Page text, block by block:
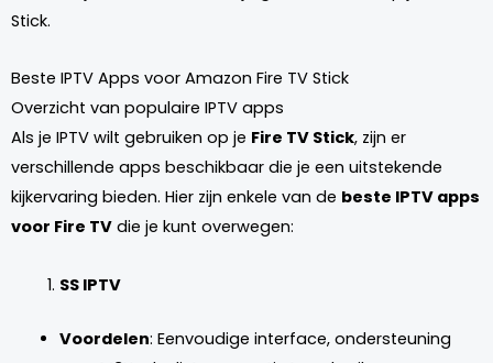
Stick.
Beste IPTV Apps voor Amazon Fire TV Stick
Overzicht van populaire IPTV apps
Als je IPTV wilt gebruiken op je Fire TV Stick, zijn er
verschillende apps beschikbaar die je een uitstekende
kijkervaring bieden. Hier zijn enkele van de beste IPTV apps
voor Fire TV die je kunt overwegen:
SS IPTV
Voordelen: Eenvoudige interface, ondersteuning